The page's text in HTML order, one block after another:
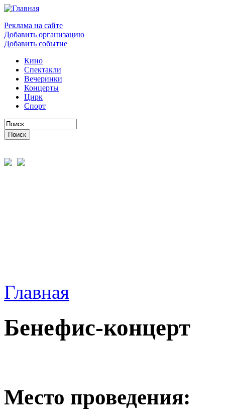
Реклама на сайте
Добавить организацию
Добавить событие
Кино
Спектакли
Вечеринки
Концерты
Цирк
Спорт
Главная
Бенефис-концерт
Место проведения: